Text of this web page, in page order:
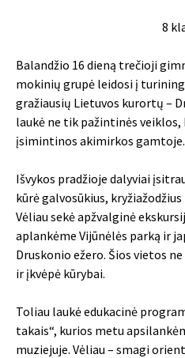
8
Balandžio 16 dieną trečioji
mokinių grupė leidosi į
gražiausių Lietuvos kurortų –
laukė ne tik pažintinės
įsimintinos akimirkos gamtoje.
Išvykos pradžioje dalyviai
kūrė galvosūkius,
Vėliau sekė apžvalginė
aplankėme Vijūnėlės parką ir
Druskonio ežero. Šios vietos
ir įkvėpė kūrybai.
Toliau laukė edukacinė
takais“, kurios metu
muziejuje. Vėliau – smagi